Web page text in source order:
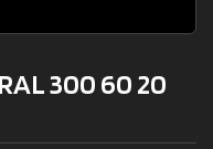
300 60 20